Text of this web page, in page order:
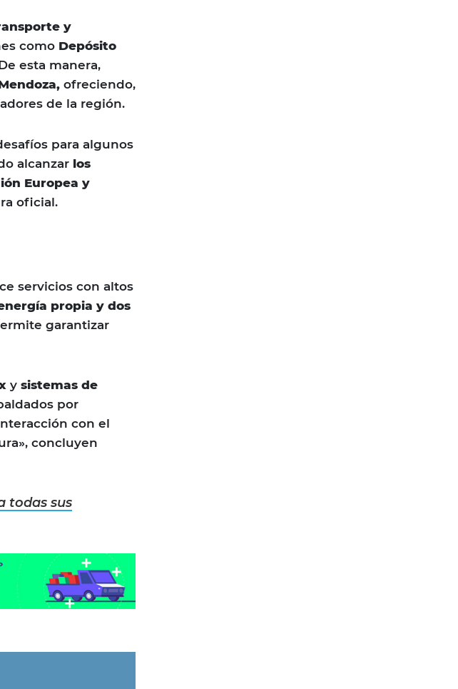
y
como Depósito
esta manera,
ofreciendo,
de la región.
para algunos
alcanzar los
Europea y
oficial.
servicios con altos
propia y dos
garantizar
y sistemas de
por
con el
concluyen
todas sus